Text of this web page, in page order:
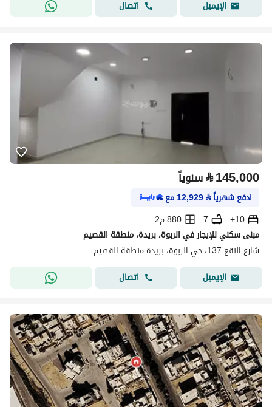
الإيميل اتصال
⃁145,000 سنوياً
ادفع شهرياً⃁
12,929مع
10+
7
880 م2
مبنى سكني للإيجار في الربوة، بريدة، منطقة القصيم
شارع النقع 137، حي الربوة، بريدة منطقة القصيم
الإيميل
اتصال